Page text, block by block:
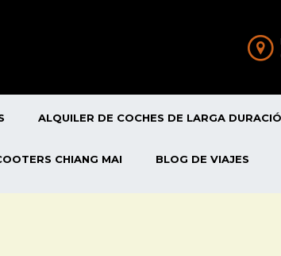
ALQUILER DE COCHES DE LARGA
CHIANG MAI BLOG DE VIAJES